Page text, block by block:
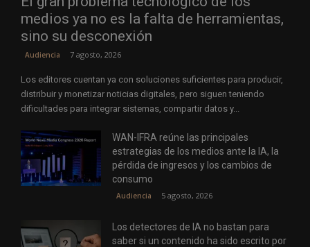
medios ya no es la falta de herramientas,
sino su desconexión
Audiencia 7 agosto, 2026
Los editores cuentan ya con soluciones suficientes para producir,
distribuir y monetizar noticias digitales, pero siguen teniendo
dificultades para integrar sistemas, compartir datos y...
WAN-IFRA reúne las principales
estrategias de los medios ante la IA, la
pérdida de ingresos y los cambios de
consumo
Audiencia 5 agosto, 2026
Los detectores de IA no bastan para
saber si un contenido ha sido escrito por